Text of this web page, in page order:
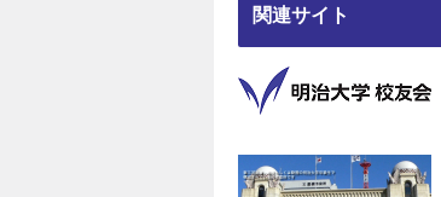
関連サイト